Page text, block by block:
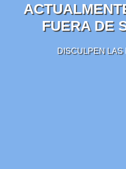
FUERA DE
DISCULPEN LAS